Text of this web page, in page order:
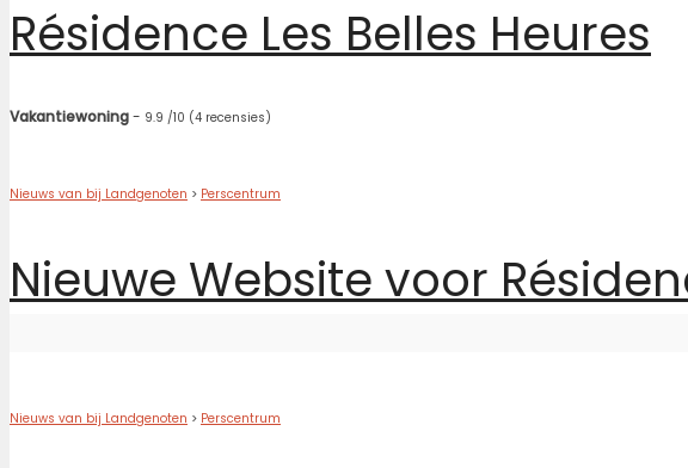
Résidence Les Belles Heures
Vakantiewoning- 9.9 /10 (4 recensies)
Nieuws van bij Landgenoten > Perscentrum
Nieuwe Website voor
Nieuws van bij Landgenoten > Perscentrum